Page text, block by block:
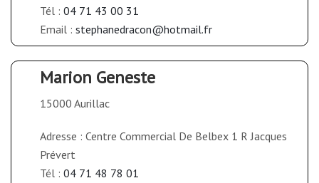
Tél : 04 71 43 00 31
Email : stephanedracon@hotmail.fr
Marion Geneste
15000 Aurillac
Adresse : Centre Commercial De Belbex 1 R Jacques
Prévert
Tél : 04 71 48 78 01